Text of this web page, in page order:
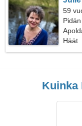
59
Häät
Kuinka